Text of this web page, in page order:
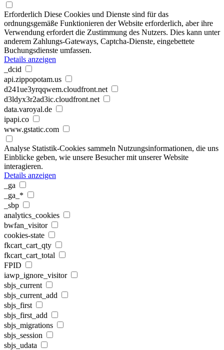
Erforderlich Diese Cookies und Dienste sind für das
ordnungsgemäße Funktionieren der Website erforderlich, aber ihre
Verwendung erfordert die Zustimmung des Nutzers. Dies kann unter
anderem Zahlungs-Gateways, Captcha-Dienste, eingebettete
Buchungsdienste umfassen.
Details anzeigen
_dcid
api.zippopotam.us
d241ue3yrqqwem.cloudfront.net
d3ldyx3r2ad3ic.cloudfront.net
data.varoyal.de
ipapi.co
www.gstatic.com
Analyse Statistik-Cookies sammeln Nutzungsinformationen, die uns
Einblicke geben, wie unsere Besucher mit unserer Website
interagieren.
Details anzeigen
_ga
_ga_*
_sbp
analytics_cookies
bwfan_visitor
cookies-state
fkcart_cart_qty
fkcart_cart_total
FPID
iawp_ignore_visitor
sbjs_current
sbjs_current_add
sbjs_first
sbjs_first_add
sbjs_migrations
sbjs_session
sbjs_udata